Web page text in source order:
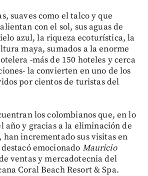
suaves como el talco y que
con el sol, sus aguas de
azul, la riqueza ecoturística, la
maya, sumados a la enorme
-más de 150 hoteles y cerca
la convierten en uno de los
por cientos de turistas del
los colombianos que, en lo
año y gracias a la eliminación de
han incrementado sus visitas en
emocionado Mauricio
ventas y mercadotecnia del
Coral Beach Resort & Spa.